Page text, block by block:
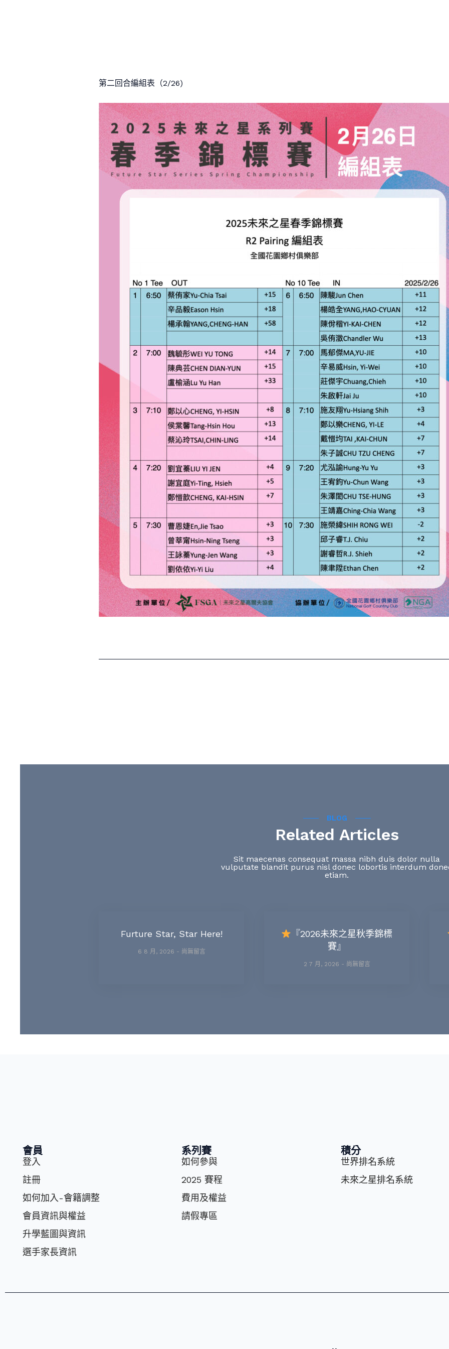
第二回合編組表（2/26)
BLOG
Related Articles
Sit maecenas consequat massa nibh duis dolor nulla
vulputate blandit purus nisl donec lobortis interdum
etiam.
Furture Star, Star Here!
6 8 月, 2026 尚無留言
『2026未來之星秋季錦標
賽』
2 7 月, 2026 尚無留言
會員
登入
註冊
如何加入-會籍調整
會員資訊與權益
升學藍圖與資訊
選⼿家長資訊
系列賽
如何參與
2025 賽程
費⽤及權益
請假專區
積分
世界排名系統
未來之星排名系統